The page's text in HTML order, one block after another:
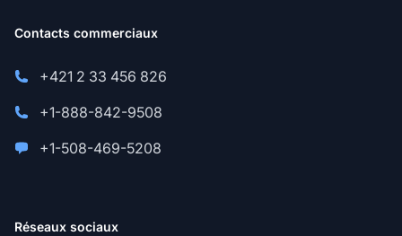
Contacts commerciaux
+421 2 33 456 826
+1-888-842-9508
+1-508-469-5208
Réseaux sociaux